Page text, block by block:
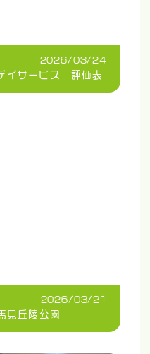
2026/03/24
イサービス 評価表
2026/03/21
見丘陵公園